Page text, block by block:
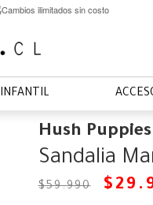
Cambios ilimitados sin costo
INFANTIL
Hush Puppies
Sandalia
$59.990 $ 29 .